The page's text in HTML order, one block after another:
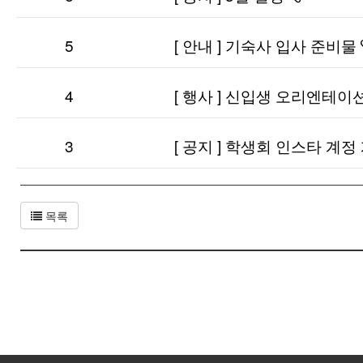
5 [ 안내 ] 기숙사 입사 준비물
4 [ 행사 ] 신입생 오리엔테이
3 [ 공지 ] 학생회 인스타 계정
목록